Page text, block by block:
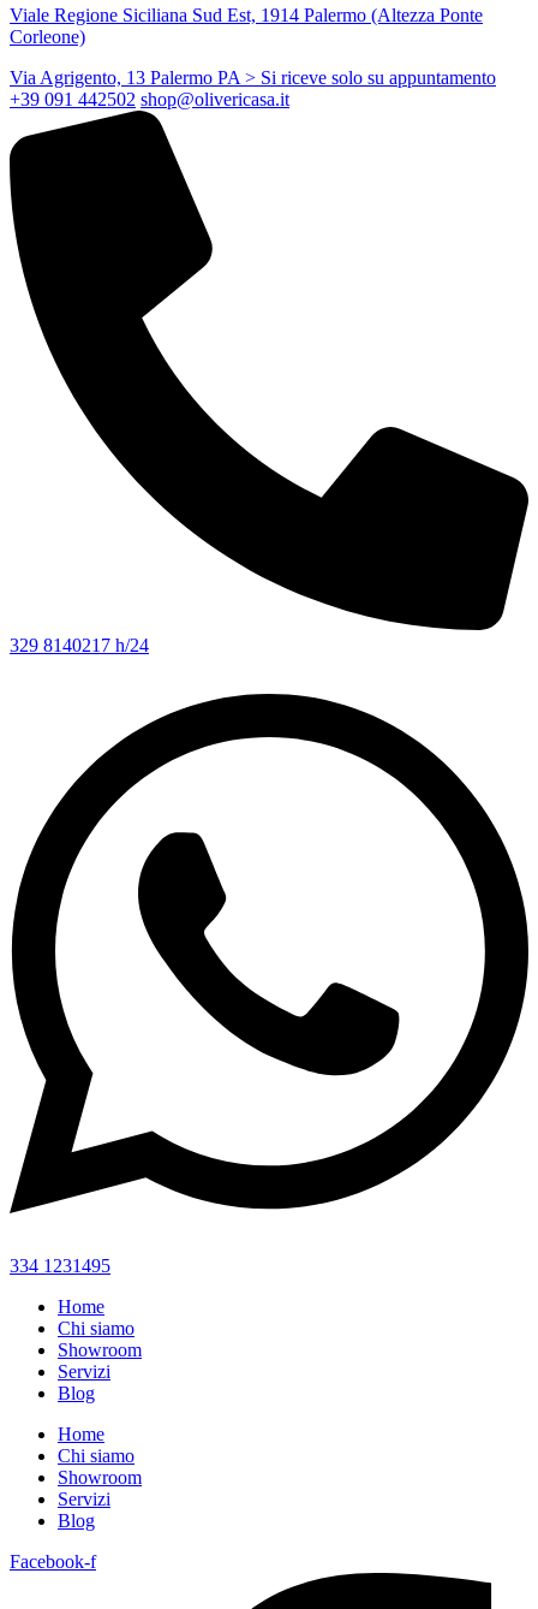
Viale Regione Siciliana Sud Est, 1914 Palermo (Altezza Ponte
Corleone)
Via Agrigento, 13 Palermo PA > Si riceve solo su appuntamento
+39 091 442502 shop@olivericasa.it
329 8140217 h/24
334 1231495
Home
Chi siamo
Showroom
Servizi
Blog
Home
Chi siamo
Showroom
Servizi
Blog
Facebook-f